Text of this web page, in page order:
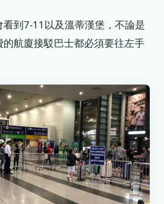
到7-11以及溫蒂漢堡，不論是
航廈接駁巴士都必須要往左手